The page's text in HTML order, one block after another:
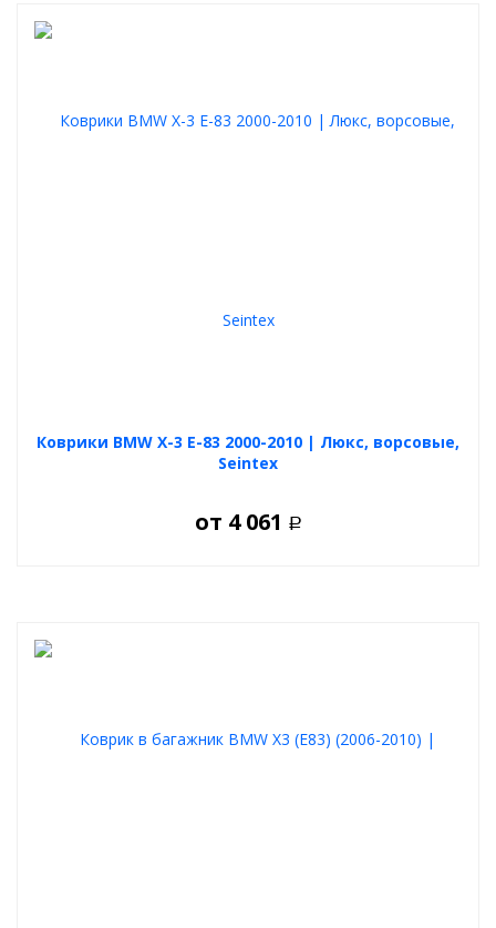
Коврики BMW X-3 E-83 2000-2010 | Люкс, ворсовые,
Seintex
от 4 061 Р